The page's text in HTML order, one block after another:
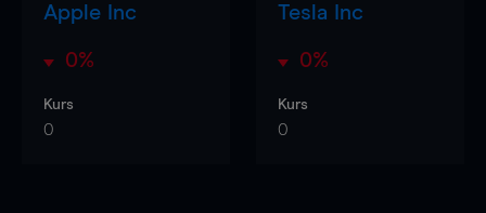
Apple Inc
0%
Kurs
0
Tesla Inc
0%
Kurs
0